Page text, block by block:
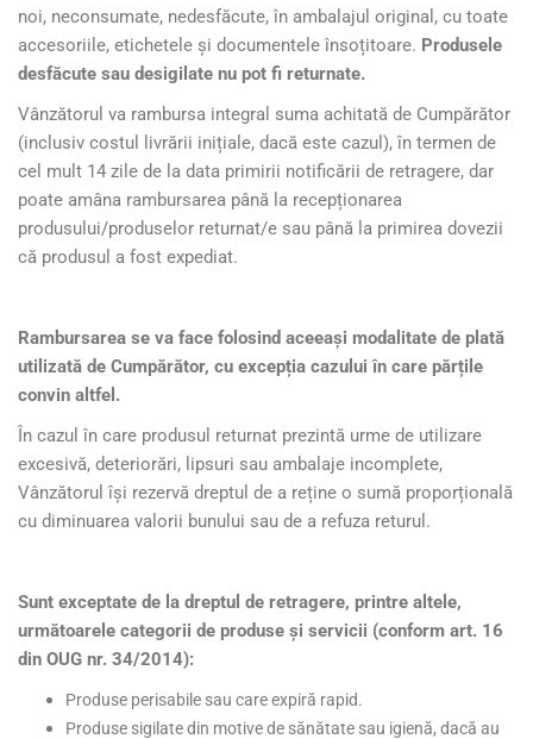
noi, neconsumate, nedesfăcute, în ambalajul original, cu toate
accesoriile, etichetele și documentele însoțitoare. Produsele
desfăcute sau desigilate nu pot fi returnate.
Vânzătorul va rambursa integral suma achitată de Cumpărător
(inclusiv costul livrării inițiale, dacă este cazul), în termen de
cel mult 14 zile de la data primirii notificării de retragere, dar
poate amâna rambursarea până la recepționarea
produsului/produselor returnat/e sau până la primirea dovezii
că produsul a fost expediat.
Rambursarea se va face folosind aceeași modalitate de plată
utilizată de Cumpărător, cu excepția cazului în care părțile
convin altfel.
În cazul în care produsul returnat prezintă urme de utilizare
excesivă, deteriorări, lipsuri sau ambalaje incomplete,
Vânzătorul își rezervă dreptul de a reține o sumă proporțională
cu diminuarea valorii bunului sau de a refuza returul.
Sunt exceptate de la dreptul de retragere, printre altele,
următoarele categorii de produse și servicii (conform art. 16
din OUG nr. 34/2014):
Produse perisabile sau care expiră rapid.
Produse sigilate din motive de sănătate sau igienă, dacă au